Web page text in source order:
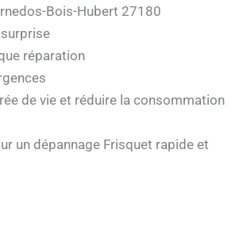
Bois-Hubert 27180
réparation
de vie et réduire la consommation
un dépannage Frisquet rapide et